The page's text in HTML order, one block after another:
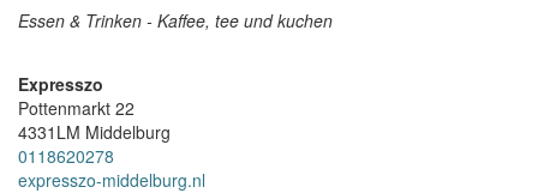
Essen & Trinken - Kaffee, tee und kuchen
Expresszo
Pottenmarkt 22
4331LM Middelburg
0118620278
expresszo-middelburg.nl